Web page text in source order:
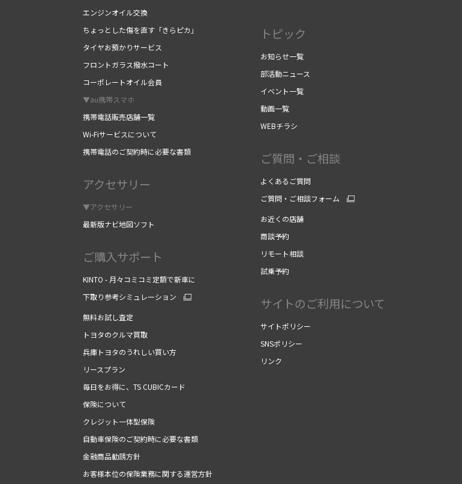
エンジンオイル交換
ちょっとした傷を直す「きらピカ」
タイヤお預かりサービス
フロントガラス撥水コート
コーポレートオイル会員
▼au携帯スマホ
携帯電話販売店舗一覧
Wi-Fiサービスについて
携帯電話のご契約時に必要な書類
アクセサリー
▼アクセサリー
最新版ナビ地図ソフト
ご購入サポート
KINTO - 月々コミコミ定額で新車に
下取り参考シミュレーション
無料お試し査定
トヨタのクルマ買取
兵庫トヨタのうれしい買い方
リースプラン
毎日をお得に、TS CUBICカード
保険について
クレジット一体型保険
自動車保険のご契約時に必要な書類
金融商品勧誘方針
お客様本位の保険業務に関する運営方針
トピック
お知らせ一覧
部活動ニュース
イベント一覧
動画一覧
WEBチラシ
ご質問・ご相談
よくあるご質問
ご質問・ご相談フォーム
お近くの店舗
商談予約
リモート相談
試乗予約
サイトのご利用について
サイトポリシー
SNSポリシー
リンク